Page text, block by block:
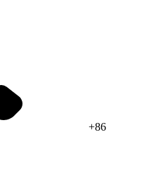
+86